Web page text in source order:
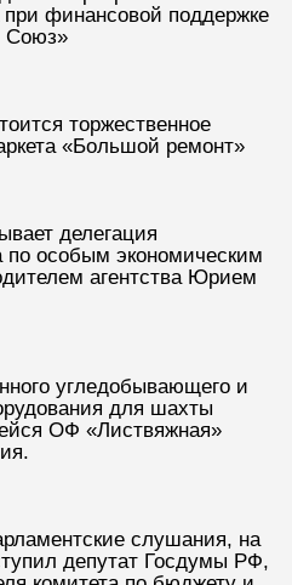
финансовой поддержке
Союз»
торжественное
«Большой ремонт»
делегация
по особым экономическим
агентства Юрием
угледобывающего и
для шахты
ОФ «Листвяжная»
слушания, на
депутат Госдумы РФ,